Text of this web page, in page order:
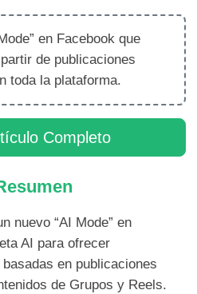
en Facebook que
de publicaciones
toda la plataforma.
Completo
nuevo “AI Mode” en
AI para ofrecer
en publicaciones
de Grupos y Reels.